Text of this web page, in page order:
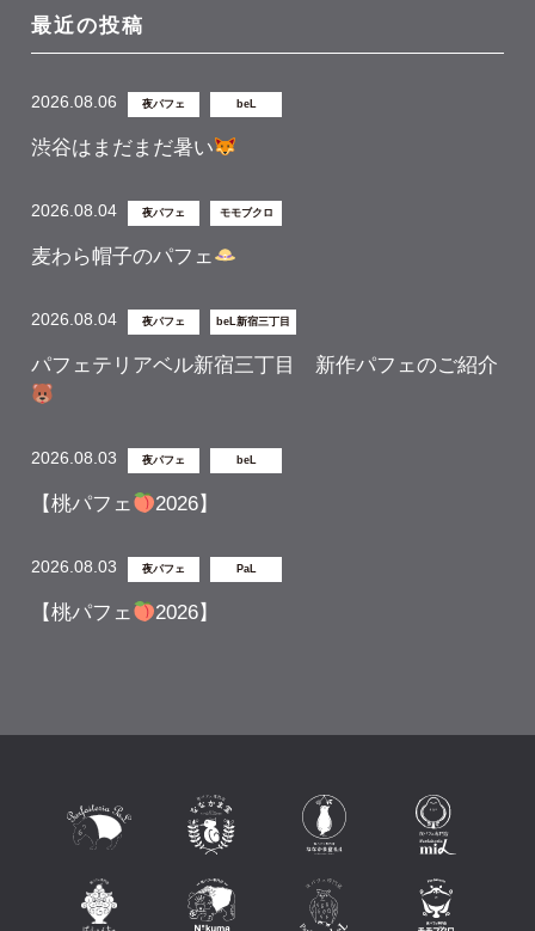
最近の投稿
2026.08.06 夜パフェ beL
渋谷はまだまだ暑い
2026.08.04 夜パフェ モモブクロ
麦わら帽子のパフェ
2026.08.04 夜パフェ beL新宿三丁目
パフェテリアベル新宿三丁目 新作パフェのご紹介
2026.08.03 夜パフェ beL
【桃パフェ 2026】
2026.08.03 夜パフェ PaL
【桃パフェ 2026】